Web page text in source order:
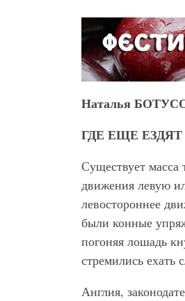
Наталья
ГДЕ ЕЩЕ ЕЗДЯТ
Существует
движения левую
левостороннее
были конные
погоняя лошадь
стремились ехать
Англия,